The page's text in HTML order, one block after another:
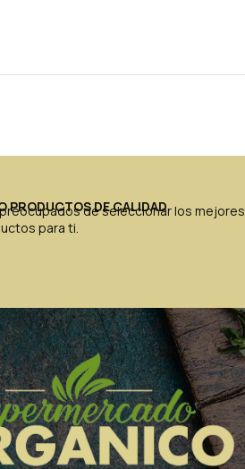
PRODUCTOS DE CALIDAD
de seleccionar los mejores
para ti.